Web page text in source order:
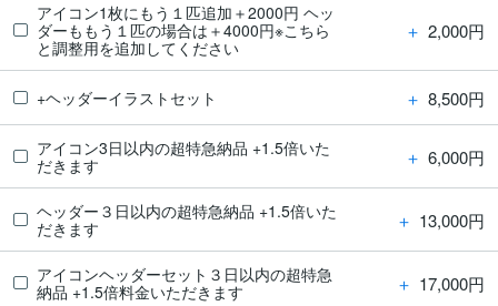
アイコン1枚にもう１匹追加＋2000円 ヘッ
ダーももう１匹の場合は＋4000円※こちら
と調整用を追加してください
＋ 2,000円
+ヘッダーイラストセット ＋ 8,500円
アイコン3日以内の超特急納品 +1.5倍いた
だきます
＋ 6,000円
ヘッダー３日以内の超特急納品 +1.5倍いた
だきます
＋ 13,000円
アイコンヘッダーセット３日以内の超特急
納品 +1.5倍料金いただきます
＋ 17,000円